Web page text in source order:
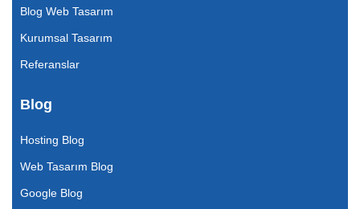
Blog Web Tasarım
Kurumsal Tasarım
Referanslar
Blog
Hosting Blog
Web Tasarım Blog
Google Blog